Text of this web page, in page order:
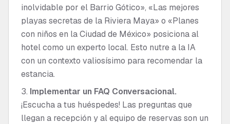
inolvidable por el Barrio Gótico», «Las mejores
playas secretas de la Riviera Maya» o «Planes
con niños en la Ciudad de México» posiciona al
hotel como un experto local. Esto nutre a la IA
con un contexto valiosísimo para recomendar la
estancia.
Implementar un FAQ Conversacional.
¡Escucha a tus huéspedes! Las preguntas que
llegan a recepción y al equipo de reservas son un